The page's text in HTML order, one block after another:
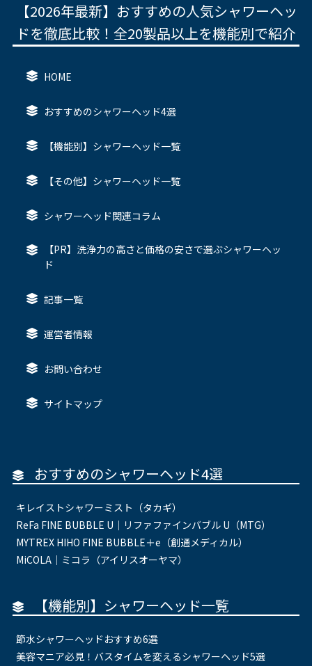
【2026年最新】おすすめの人気シャワーヘッ
ドを徹底比較！全20製品以上を機能別で紹介
HOME
おすすめのシャワーヘッド4選
【機能別】シャワーヘッド一覧
【その他】シャワーヘッド一覧
シャワーヘッド関連コラム
【PR】洗浄力の高さと価格の安さで選ぶシャワーヘッ
ド
記事一覧
運営者情報
お問い合わせ
サイトマップ
おすすめのシャワーヘッド4選
キレイストシャワーミスト（タカギ）
ReFa FINE BUBBLE U｜リファファインバブル U（MTG）
MYTREX HIHO FINE BUBBLE＋e（創通メディカル）
MiCOLA｜ミコラ（アイリスオーヤマ）
【機能別】シャワーヘッド一覧
節水シャワーヘッドおすすめ6選
美容マニア必見！バスタイムを変えるシャワーヘッド5選